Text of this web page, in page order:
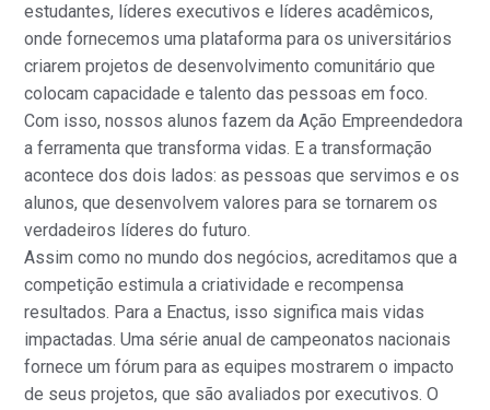
estudantes, líderes executivos e líderes acadêmicos,
onde fornecemos uma plataforma para os universitários
criarem projetos de desenvolvimento comunitário que
colocam capacidade e talento das pessoas em foco.
Com isso, nossos alunos fazem da Ação Empreendedora
a ferramenta que transforma vidas. E a transformação
acontece dos dois lados: as pessoas que servimos e os
alunos, que desenvolvem valores para se tornarem os
verdadeiros líderes do futuro.
Assim como no mundo dos negócios, acreditamos que a
competição estimula a criatividade e recompensa
resultados. Para a Enactus, isso significa mais vidas
impactadas. Uma série anual de campeonatos nacionais
fornece um fórum para as equipes mostrarem o impacto
de seus projetos, que são avaliados por executivos. O